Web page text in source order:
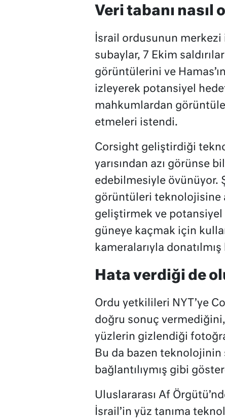
Veri tabanı nasıl
İsrail ordusunun
subaylar, 7 Ekim
görüntülerini ve
izleyerek potansiyel
mahkumlardan
etmeleri istendi.
Corsight geliştirdiği
yarısından azı görünse
edebilmesiyle
görüntüleri teknolojisine
geliştirmek ve
güneye kaçmak için
kameralarıyla
Hata verdiği de
Ordu yetkilileri NYT’ye
doğru sonuç
yüzlerin gizlendiği
Bu da bazen teknolojinin
bağlantılıymış gibi
Uluslararası Af
İsrail’in yüz tanıma